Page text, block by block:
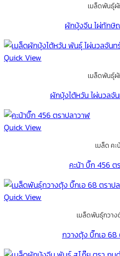
เมล็ดพันธุ์
ผักบุ้งจีน ไผ่ทักษิ
Quick View
เมล็ดพันธุ์
ผักบุ้งไต้หวัน ไผ่นวลจั
Quick View
เมล็ด คะ
คะน้า บิ๊ก 456 ต
Quick View
เมล็ดพันธุ์กวา
กวางตุ้ง บิ๊กเอ 68